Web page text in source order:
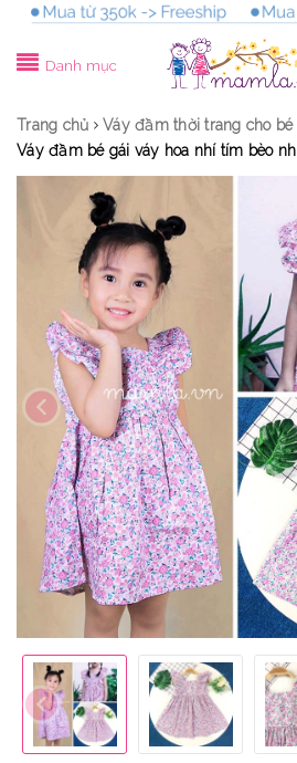
Danh mục
Trang chủ
Váy đầm thời trang cho
Váy đầm bé gái váy hoa nhí tím bèo